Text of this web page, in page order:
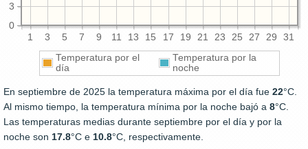
1 3 5 7 9 11 13 15 17 19 21 23 25 27 29 31
0
3
Temperatura por el
día
Temperatura por la
noche
En septiembre de 2025 la temperatura máxima por el día fue 22°C.
Al mismo tiempo, la temperatura mínima por la noche bajó a 8°C.
Las temperaturas medias durante septiembre por el día y por la
noche son 17.8°C e 10.8°C, respectivamente.